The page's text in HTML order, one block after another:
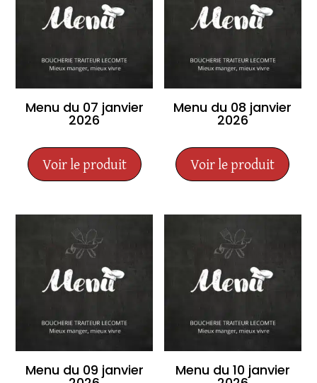
Menu du 07 janvier
2026
Voir le produit
Menu du 08 janvier
2026
Voir le produit
Menu du 09 janvier Menu du 10 janvier